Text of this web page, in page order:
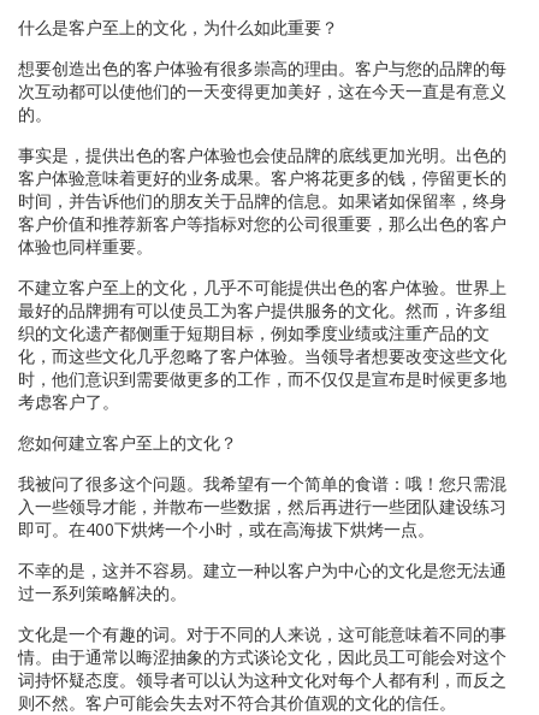
什么是客户至上的文化，为什么如此重要？
想要创造出色的客户体验有很多崇高的理由。客户与您的品牌的每
次互动都可以使他们的一天变得更加美好，这在今天一直是有意义
的。
事实是，提供出色的客户体验也会使品牌的底线更加光明。出色的
客户体验意味着更好的业务成果。客户将花更多的钱，停留更长的
时间，并告诉他们的朋友关于品牌的信息。如果诸如保留率，终身
客户价值和推荐新客户等指标对您的公司很重要，那么出色的客户
体验也同样重要。
不建立客户至上的文化，几乎不可能提供出色的客户体验。世界上
最好的品牌拥有可以使员工为客户提供服务的文化。然而，许多组
织的文化遗产都侧重于短期目标，例如季度业绩或注重产品的文
化，而这些文化几乎忽略了客户体验。当领导者想要改变这些文化
时，他们意识到需要做更多的工作，而不仅仅是宣布是时候更多地
考虑客户了。
您如何建立客户至上的文化？
我被问了很多这个问题。我希望有一个简单的食谱：哦！您只需混
入一些领导才能，并散布一些数据，然后再进行一些团队建设练习
即可。在400下烘烤一个小时，或在高海拔下烘烤一点。
不幸的是，这并不容易。建立一种以客户为中心的文化是您无法通
过一系列策略解决的。
文化是一个有趣的词。对于不同的人来说，这可能意味着不同的事
情。由于通常以晦涩抽象的方式谈论文化，因此员工可能会对这个
词持怀疑态度。领导者可以认为这种文化对每个人都有利，而反之
则不然。客户可能会失去对不符合其价值观的文化的信任。